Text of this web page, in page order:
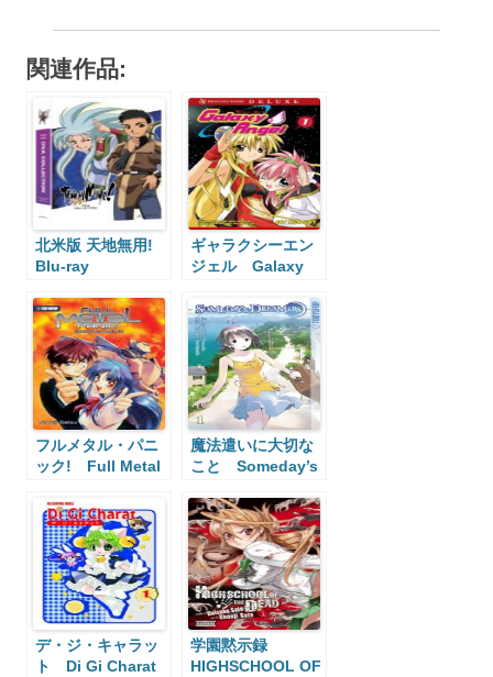
関連作品:
北米版 天地無用!
Blu-ray
ギャラクシーエン
ジェル Galaxy
フルメタル・パニ
ック! Full Metal
魔法遣いに大切な
こと Someday’s
デ・ジ・キャラッ
ト Di Gi Charat
学園黙示録
HIGHSCHOOL OF